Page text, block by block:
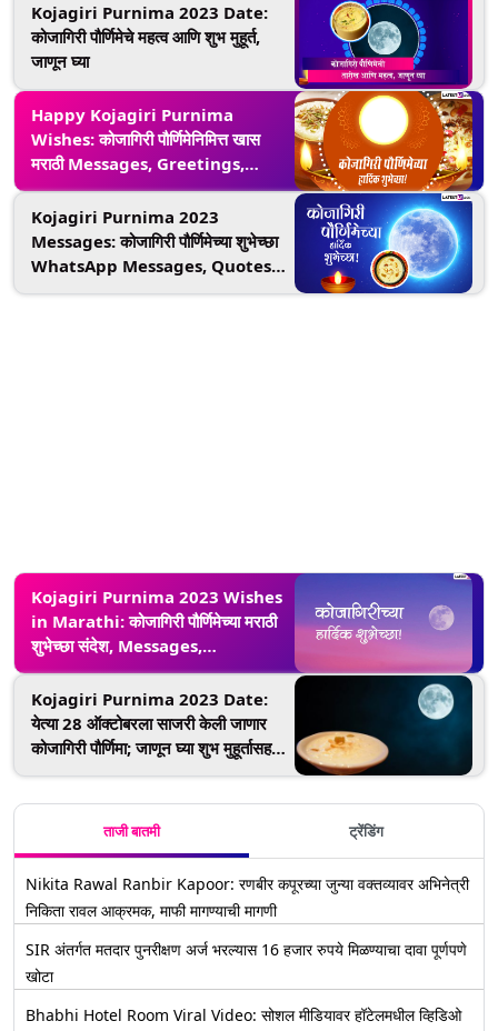
Kojagiri Purnima 2023 Date:
कोजागिरी पौर्णिमेचे महत्व आणि शुभ मुहूर्त,
जाणून घ्या
Happy Kojagiri Purnima
Wishes: कोजागिरी पौर्णिमेनिमित्त खास
मराठी Messages, Greetings,
Images शेअर करून द्या शुभेच्छा
Kojagiri Purnima 2023
Messages: कोजागिरी पौर्णिमेच्या शुभेच्छा
WhatsApp Messages, Quotes
Kojagiri Purnima 2023 Wishes
in Marathi: कोजागिरी पौर्णिमेच्या मराठी
शुभेच्छा संदेश, Messages,
WhatsApp Status द्वारे शेअर करुन
साजरी करा शरद पौर्णिमा
Kojagiri Purnima 2023 Date:
येत्या 28 ऑक्टोबरला साजरी केली जाणार
कोजागिरी पौर्णिमा; जाणून घ्या शुभ मुहूर्तासह
ताजी बातमी ट्रेंडिंग
Nikita Rawal Ranbir Kapoor: रणबीर कपूरच्या जुन्या वक्तव्यावर अभिनेत्री
निकिता रावल आक्रमक, माफी मागण्याची मागणी
SIR अंतर्गत मतदार पुनरीक्षण अर्ज भरल्यास 16 हजार रुपये मिळण्याचा दावा पूर्णपणे
खोटा
Bhabhi Hotel Room Viral Video: सोशल मीडियावर हॉटेलमधील व्हिडिओ